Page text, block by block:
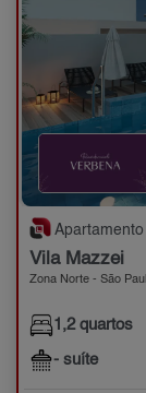
Apartamento
Vila Mazzei
Zona Norte - São
1,2 quartos
- suíte